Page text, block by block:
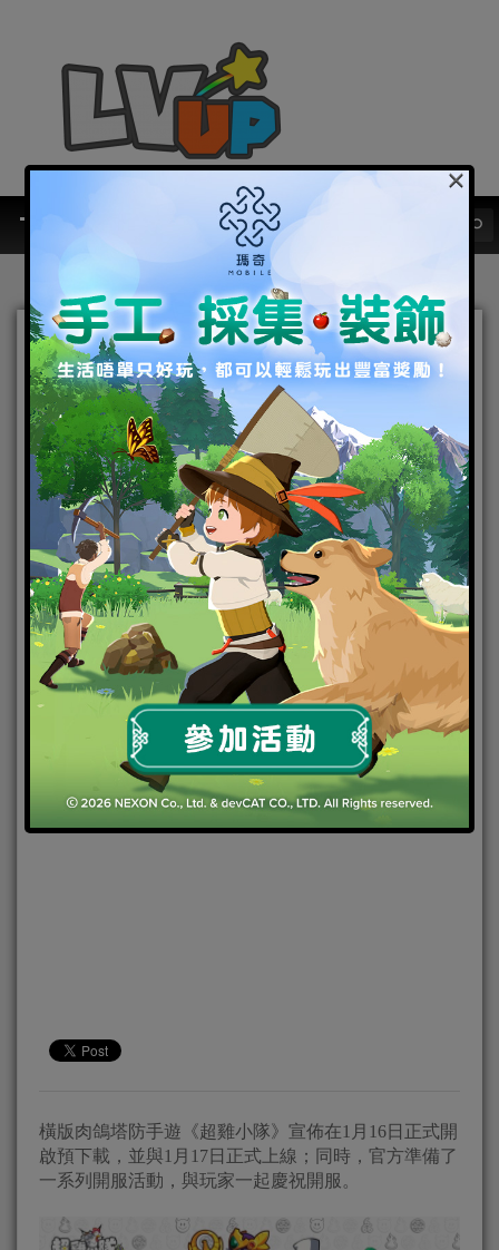
肉鴿塔防，超雞爽快！橫版
肉鴿塔防手遊《超雞小隊》
正式開啟預下載
2024-01-17|Android,IOS,手機遊戲 超雞小隊
橫版肉鴿塔防手遊《超雞小隊》宣佈在1月16日正式開
啟預下載，並與1月17日正式上線；同時，官方準備了
一系列開服活動，與玩家一起慶祝開服。
×